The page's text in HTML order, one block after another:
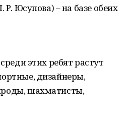
Юсупова) – на базе обеих
этих ребят растут
дизайнеры,
шахматисты,